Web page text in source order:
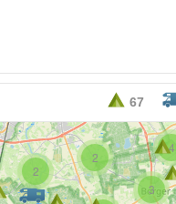
67
2
2
3
4